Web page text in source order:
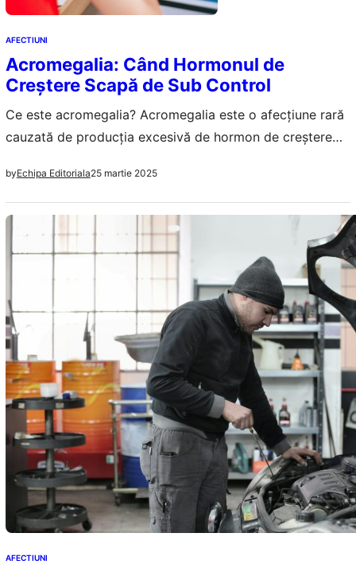
AFECTIUNI
Acromegalia: Când Hormonul de
Creștere Scapă de Sub Control
Ce este acromegalia? Acromegalia este o afecțiune rară
cauzată de producția excesivă de hormon de creștere
Termenul provine din grecescul „akros” (extremitate) și
„megas” (mare), descriind una dintre caracteristicile
principale – mărirea extremităților. Când excesul de
hormon de creștere apare în copilărie, înainte de
byEchipa Editoriala25 martie 2025
AFECTIUNI